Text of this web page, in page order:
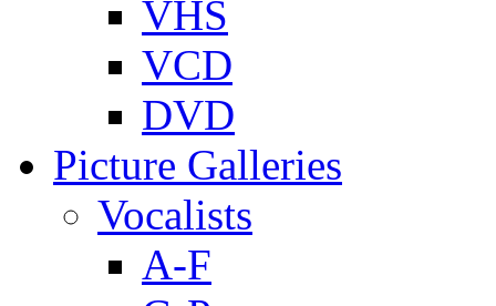
VHS
VCD
DVD
Picture Galleries
Vocalists
A-F